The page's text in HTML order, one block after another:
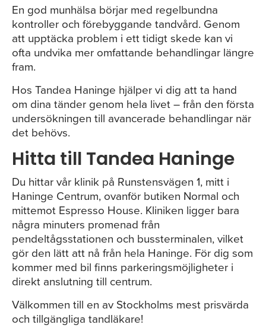
En god munhälsa börjar med regelbundna
kontroller och förebyggande tandvård. Genom
att upptäcka problem i ett tidigt skede kan vi
ofta undvika mer omfattande behandlingar längre
fram.
Hos Tandea Haninge hjälper vi dig att ta hand
om dina tänder genom hela livet – från den första
undersökningen till avancerade behandlingar när
det behövs.
Hitta till Tandea Haninge
Du hittar vår klinik på Runstensvägen 1, mitt i
Haninge Centrum, ovanför butiken Normal och
mittemot Espresso House. Kliniken ligger bara
några minuters promenad från
pendeltågsstationen och bussterminalen, vilket
gör den lätt att nå från hela Haninge. För dig som
kommer med bil finns parkeringsmöjligheter i
direkt anslutning till centrum.
Välkommen till en av Stockholms mest prisvärda
och tillgängliga tandläkare!